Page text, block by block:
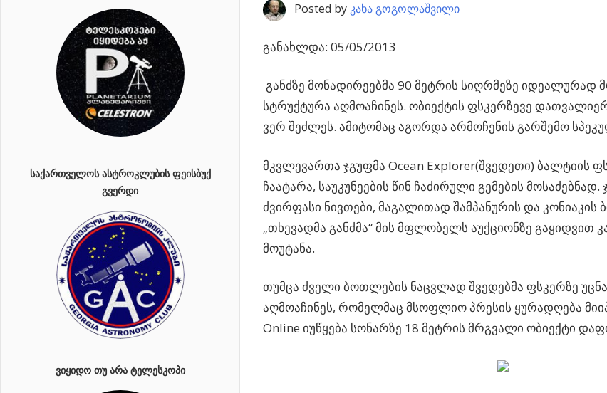
Posted by კახა გოგოლაშვილი
განახლდა: 05/05/2013
განძზე მონადირეებმა 90 მეტრის სიღრმეზე
სტრუქტურა აღმოაჩინეს. ობიექტის ფსკერზევე
ვერ შეძლეს. ამიტომაც აგორდა არმოჩენის გარშემო
მკვლევართა ჯგუფმა Ocean Explorer(შვედეთი) ბალტიის
ჩაატარა, საუკუნეების წინ ჩაძირული გემების მოსაძებნად.
ძვირფასი ნივთები, მაგალითად შამპანურის და
„თხევადმა განძმა“ მის მფლობელს აუქციონზე გაყიდვით
მოუტანა.
თუმცა ძველი ბოთლების ნაცვლად შვედებმა ფსკერზე
აღმოაჩინეს, რომელმაც მსოფლიო პრესის ყურადღება
Online იუწყება სონარზე 18 მეტრის მრგვალი ობიექტი
ᲡᲐᲥᲐᲠᲗᲕᲔᲚᲝᲡ ᲐᲡᲢᲠᲝᲙᲚᲣᲑᲘᲡ ᲤᲔᲘᲡᲑᲣᲥ
ᲒᲕᲔᲠᲓᲘ
ᲕᲘᲧᲘᲓᲝ ᲗᲣ ᲐᲠᲐ ᲢᲔᲚᲔᲡᲙᲝᲞᲘ